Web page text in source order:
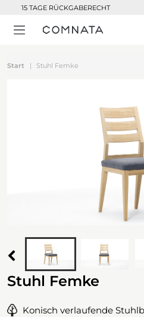
15 TAGE RÜCKGABERECHT
Start Stuhl Femke
Stuhl Femke
Konisch verlaufende